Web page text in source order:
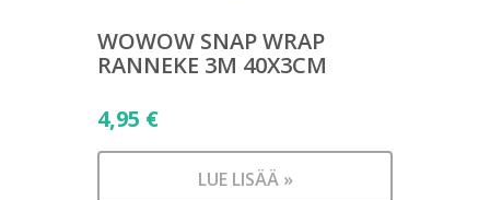
WOWOW SNAP WRAP
RANNEKE 3M 40X3CM
4,95 €
LUE LISÄÄ »